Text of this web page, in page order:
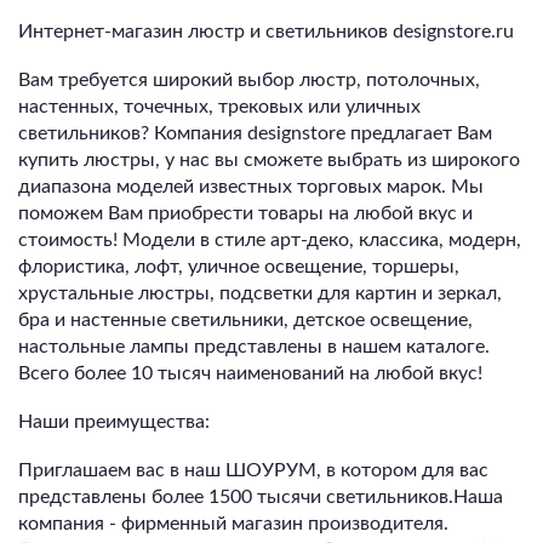
Интернет-магазин люстр и светильников designstore.ru
Вам требуется широкий выбор люстр, потолочных,
настенных, точечных, трековых или уличных
светильников? Компания designstore предлагает Вам
купить люстры, у нас вы сможете выбрать из широкого
диапазона моделей известных торговых марок. Мы
поможем Вам приобрести товары на любой вкус и
стоимость! Модели в стиле арт-деко, классика, модерн,
флористика, лофт, уличное освещение, торшеры,
хрустальные люстры, подсветки для картин и зеркал,
бра и настенные светильники, детское освещение,
настольные лампы представлены в нашем каталоге.
Всего более 10 тысяч наименований на любой вкус!
Наши преимущества:
Приглашаем вас в наш ШОУРУМ, в котором для вас
представлены более 1500 тысячи светильников.Наша
компания - фирменный магазин производителя.